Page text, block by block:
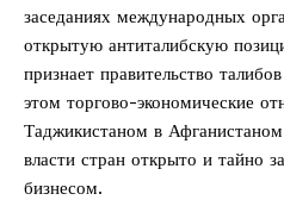
заседаниях международных
открытую антиталибскую
признает правительство
этом торгово-экономические
Таджикистаном в Афганистаном
власти стран открыто и тайно
бизнесом.